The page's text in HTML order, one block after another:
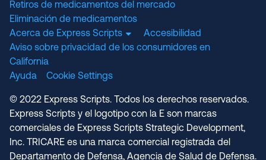
Retiros de medicamentos del mercado
Eliminación de medicamentos
Acerca de Express Scripts
Accesibilidad
Aviso sobre privacidad de los consumidores en
California
Ayuda
Cookie Settings
© 2022 Express Scripts. Todos los derechos reservados.
Express Scripts y el logotipo con la E son marcas
comerciales de Express Scripts Strategic Development,
Inc. TRICARE es una marca comercial registrada del
Departamento de Defensa, Agencia de Salud de Defensa.